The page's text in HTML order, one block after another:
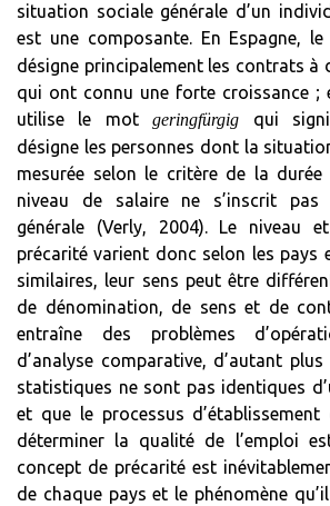
situation sociale générale d’un
est une composante. En Espagne, le
désigne principalement les contrats à
qui ont connu une forte croissance ;
utilise le motgeringfürgig qui
désigne les personnes dont la
mesurée selon le critère de la
niveau de salaire ne s’inscrit
générale (Verly, 2004). Le niveau
précarité varient donc selon les pays
similaires, leur sens peut être
de dénomination, de sens et de
entraîne des problèmes
d’analyse comparative, d’autant
statistiques ne sont pas identiques
et que le processus
déterminer la qualité de l’emploi
concept de précarité est
de chaque pays et le phénomène